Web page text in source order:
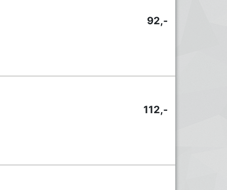
92,-
112,-